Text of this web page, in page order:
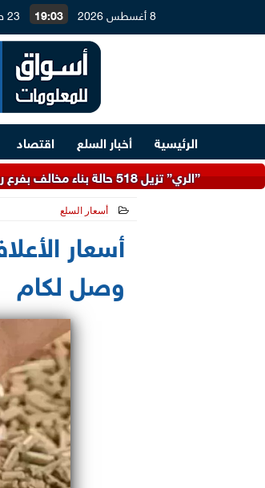
8 أغسطس 2026 19:03 23 صفر 1448
الرئيسية أخبار السلع اقتصاد
”الري” تزيل 518 حالة بناء مخالف بفرع رشيد، و37 حالة متعارضة مع مسار ممشى أهل مصر بمنيل شيحة
أسعار السلع
أسعار
وصل لكام